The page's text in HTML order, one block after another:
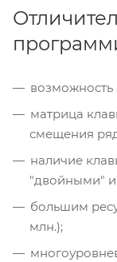
матрица
смещения
наличие
"двойными" и
большим
млн.);